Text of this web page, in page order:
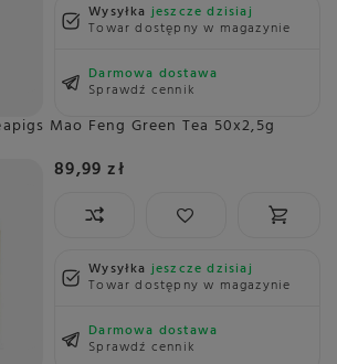
Wysyłkajeszcze dzisiaj
Towar dostępny w magazynie
Darmowa dostawa
Sprawdź cennik
Mao Feng Green Tea 50x2,5g
89,99 zł
Wysyłkajeszcze dzisiaj
Towar dostępny w magazynie
Darmowa dostawa
Sprawdź cennik